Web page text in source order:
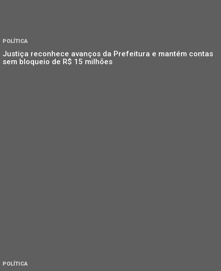
POLÍTICA
Justiça reconhece avanços da Prefeitura e mantém contas
sem bloqueio de R$ 15 milhões
POLÍTICA